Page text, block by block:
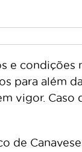
além
vigor.
de